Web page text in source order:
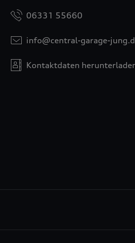
06331 55660
info@central-garage-
Kontaktdaten